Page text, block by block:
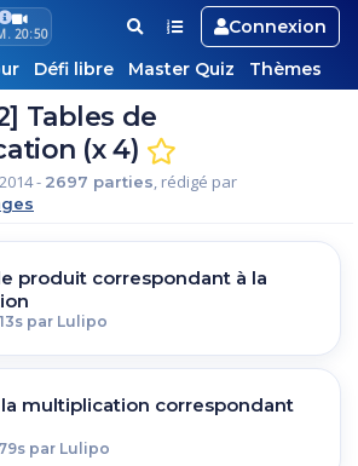
20:50
Connexion
Défi libre Master Quiz Thèmes
Tables de
(x 4)
- 2697 parties, rédigé par
produit correspondant à la
par Lulipo
multiplication correspondant
par Lulipo